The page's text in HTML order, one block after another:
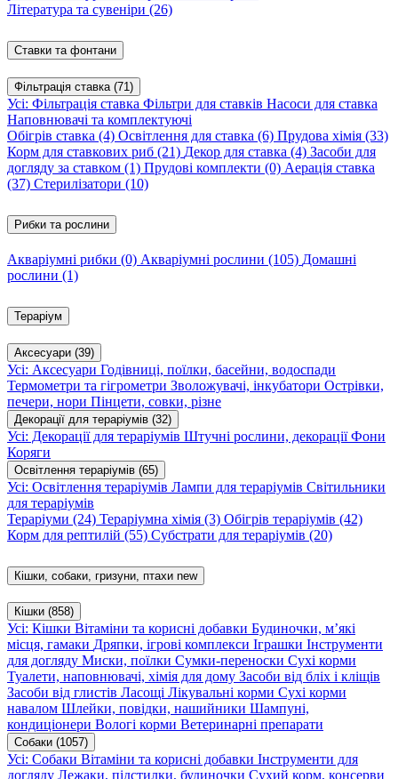
Література та сувеніри (26)
Ставки та фонтани
Фільтрація ставка (71)
Усі: Фільтрація ставка Фільтри для ставків Насоси для ставка
Наповнювачі та комплектуючі
Обігрів ставка (4) Освітлення для ставка (6) Прудова хімія (33)
Корм для ставкових риб (21) Декор для ставка (4) Засоби для
догляду за ставком (1) Прудові комплекти (0) Аерація ставка
(37) Стерилізатори (10)
Рибки та рослини
Акваріумні рибки (0) Акваріумні рослини (105) Домашні
рослини (1)
Тераріум
Аксесуари (39)
Усі: Аксесуари Годівниці, поїлки, басейни, водоспади
Термометри та гігрометри Зволожувачі, інкубатори Острівки,
печери, нори Пінцети, совки, різне
Декорації для тераріумів (32)
Усі: Декорації для тераріумів Штучні рослини, декораціїФони
Коряги
Освітлення тераріумів (65)
Усі: Освітлення тераріумів Лампи для тераріумів Світильники
для тераріумів
Тераріуми (24) Тераріумна хімія (3) Обігрів тераріумів (42)
Корм для рептилій (55) Субстрати для тераріумів (20)
Кішки, собаки, гризуни, птахи new
Кішки (858)
Усі: Кішки Вітаміни та корисні добавки Будиночки, м’які
місця, гамаки Дряпки, ігрові комплекси Іграшки Інструменти
для догляду Миски, поїлки Сумки-переноски Сухі корми
Туалети, наповнювачі, хімія для дому Засоби від бліх і кліщів
Засоби від глистів Ласощі Лікувальні корми Сухі корми
навалом Шлейки, повідки, нашийники Шампуні,
кондиціонери Вологі корми Ветеринарні препарати
Собаки (1057)
Усі: Собаки Вітаміни та корисні добавки Інструменти для
догляду Лежаки, підстилки, будиночки Сухий корм, консерви